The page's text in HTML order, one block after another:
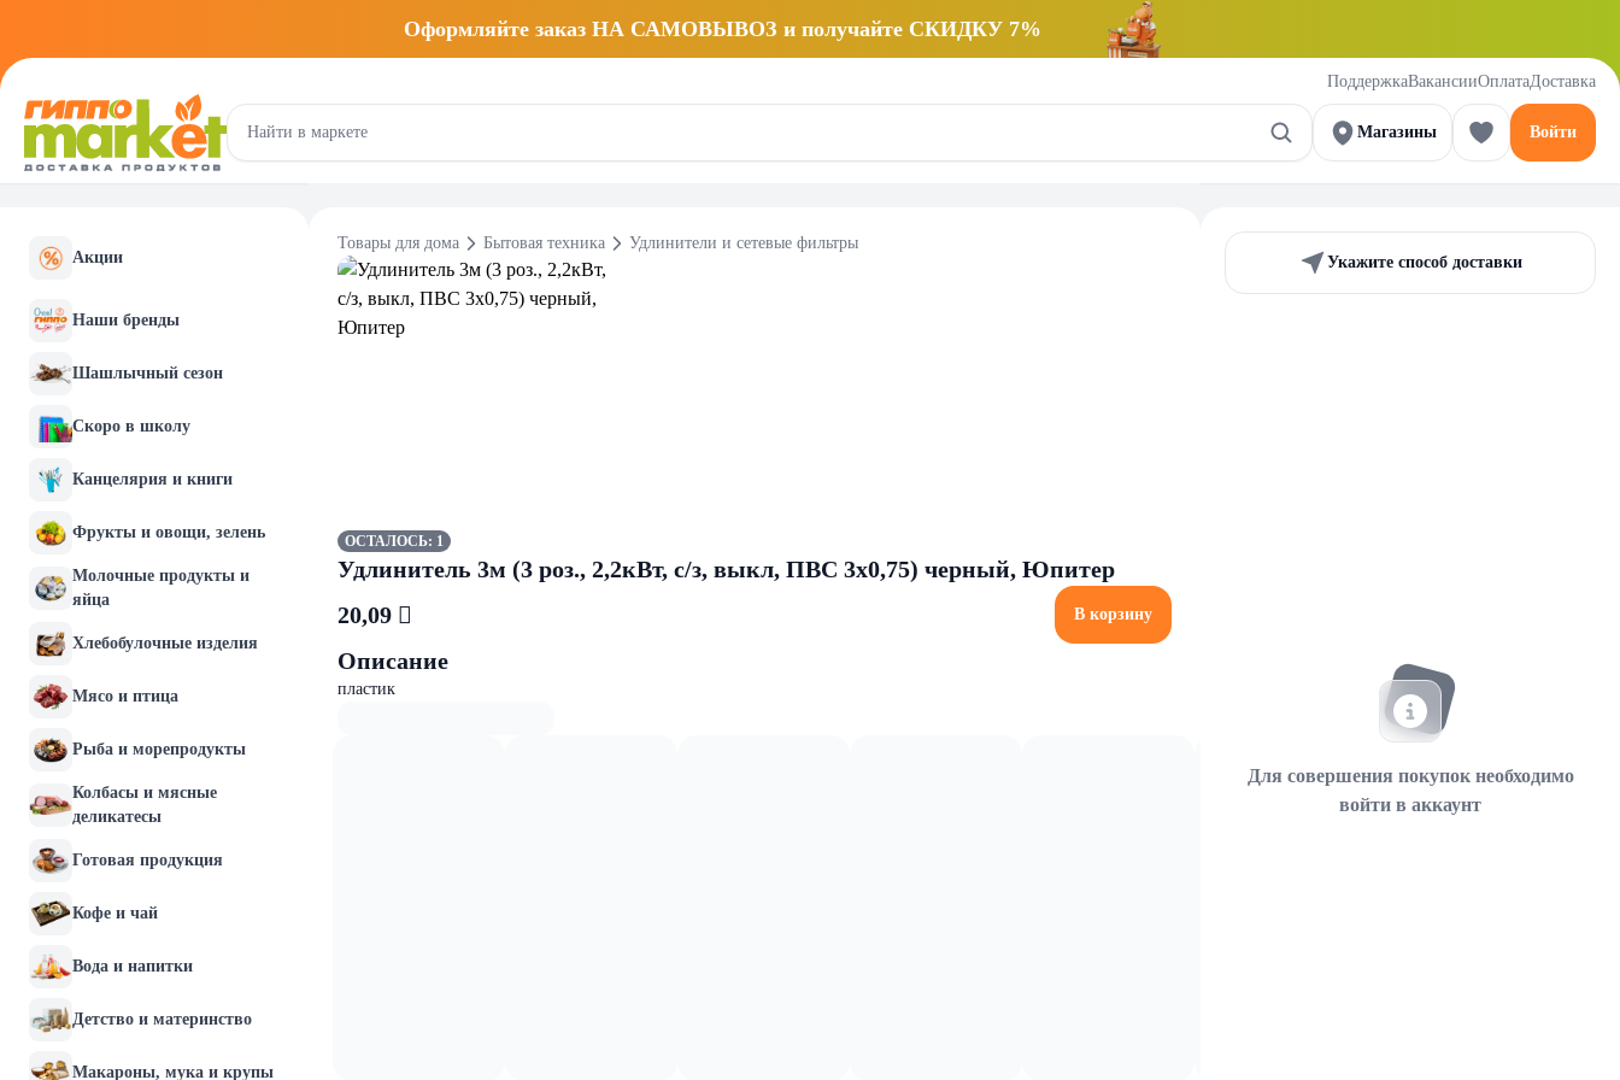
Оформляйте заказ НА САМОВЫВОЗ и получайте СКИДКУ 7%
ПоддержкаВакансииОплатаДоставка
Магазины Войти
Акции
Наши бренды
Шашлычный сезон
Скоро в школу
Канцелярия и книги
Фрукты и овощи, зелень
Молочные продукты и
яйца
Хлебобулочные изделия
Мясо и птица
Рыба и морепродукты
Колбасы и мясные
деликатесы
Готовая продукция
Кофе и чай
Вода и напитки
Детство и материнство
Макароны, мука и крупы
Товары для дома Бытовая техника Удлинители и сетевые фильтры
ОСТАЛОСЬ: 1
Удлинитель 3м (3 роз., 2,2кВт, с/з, выкл, ПВС 3х0,75) черный, Юпитер
20,09 
В корзину
Описание
пластик
Укажите способ доставки
Для совершения покупок необходимо
войти в аккаунт